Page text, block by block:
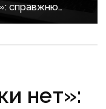
справжню
календарі
нет»: